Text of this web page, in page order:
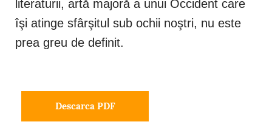
literaturii, artă majoră a unui Occident care
îşi atinge sfârşitul sub ochii noştri, nu este
prea greu de definit.
Descarca PDF